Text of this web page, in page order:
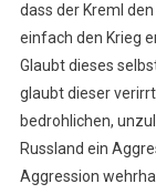
dass der Kreml
einfach den Krieg
Glaubt dieses
glaubt dieser
bedrohlichen,
Russland ein
Aggression